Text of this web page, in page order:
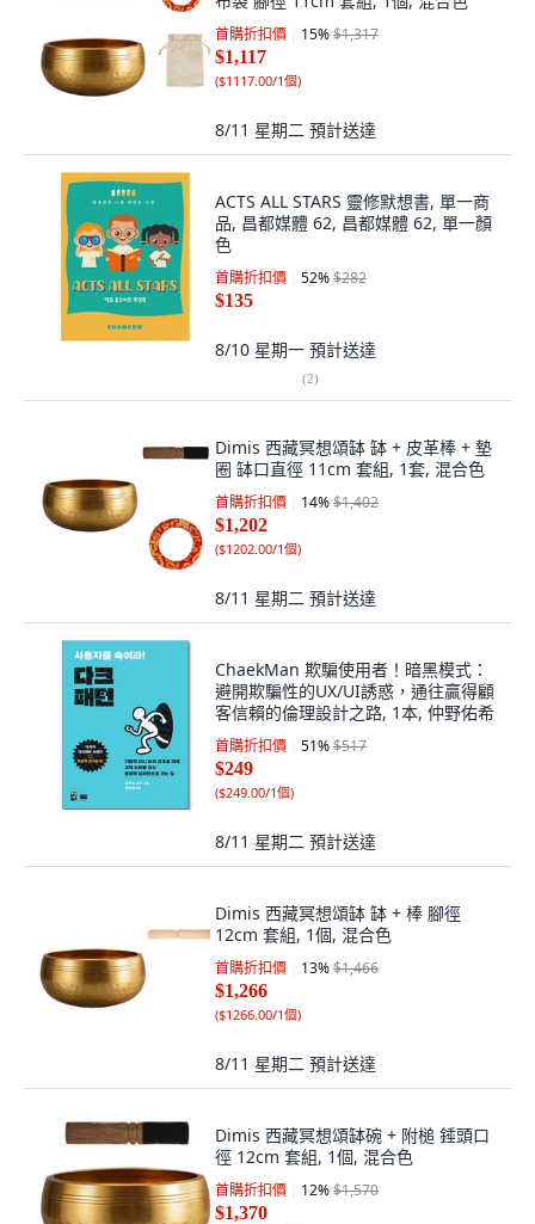
首購折扣價 15%$1,317
$1,117
($1117.00/1個)
8/11 星期二 預計送達
ACTS ALL STARS 靈修默想書, 單一商
品, 昌都媒體 62, 昌都媒體 62, 單一顏
色
首購折扣價 52%$282
$135
8/10 星期一 預計送達
(2)
Dimis 西藏冥想頌缽 缽 + 皮革棒 + 墊
圈 缽口直徑 11cm 套組, 1套, 混合色
首購折扣價 14%$1,402
$1,202
($1202.00/1個)
8/11 星期二 預計送達
ChaekMan 欺騙使用者！暗黑模式：
避開欺騙性的UX/UI誘惑，通往贏得顧
客信賴的倫理設計之路, 1本, 仲野佑希
首購折扣價 51%$517
$249
($249.00/1個)
8/11 星期二 預計送達
Dimis 西藏冥想頌缽 缽 + 棒 腳徑
12cm 套組, 1個, 混合色
首購折扣價 13%$1,466
$1,266
($1266.00/1個)
8/11 星期二 預計送達
Dimis 西藏冥想頌缽碗 + 附槌 錘頭口
徑 12cm 套組, 1個, 混合色
首購折扣價 12%$1,570
$1,370